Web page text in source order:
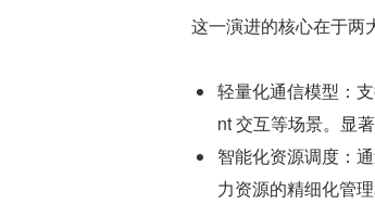
这一演进的核心在于两
轻量化通信模型：
nt 交互等场景。显
智能化资源调度：
力资源的精细化管